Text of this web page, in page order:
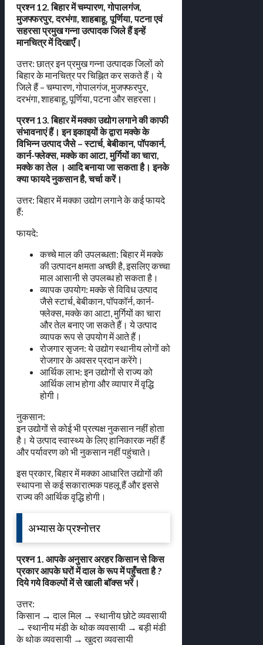
प्रश्न 12. बिहार में चम्पारण, गोपालगंज,
मुजफ्फरपुर, दरभंगा, शाहबाहू, पूर्णिया, पटना एवं
सहरसा प्रमुख गन्ना उत्पादक जिले हैं इन्हें
मानचित्र में दिखाएँ।
उत्तर: छात्र इन प्रमुख गन्ना उत्पादक जिलों को
बिहार के मानचित्र पर चिह्नित कर सकते हैं। ये
जिले हैं – चम्पारण, गोपालगंज, मुजफ्फरपुर,
दरभंगा, शाहबाहू, पूर्णिया, पटना और सहरसा।
प्रश्न 13. बिहार में मक्का उद्योग लगाने की काफी
संभावनाएं हैं। इन इकाइयों के द्वारा मक्के के
विभिन्न उत्पाद जैसे – स्टार्च, बेबीकान, पॉपकार्न,
कार्न-फ्लेक्स, मक्के का आटा, मुर्गियों का चारा,
मक्के का तेल । आदि बनाया जा सकता है। इनके
क्या फायदे नुकसान है, चर्चा करें।
उत्तर: बिहार में मक्का उद्योग लगाने के कई फायदे
हैं:
फायदे:
कच्चे माल की उपलब्धता: बिहार में मक्के
की उत्पादन क्षमता अच्छी है, इसलिए कच्चा
माल आसानी से उपलब्ध हो सकता है।
व्यापक उपयोग: मक्के से विविध उत्पाद
जैसे स्टार्च, बेबीकान, पॉपकॉर्न, कार्न-
फ्लेक्स, मक्के का आटा, मुर्गियों का चारा
और तेल बनाए जा सकते हैं। ये उत्पाद
व्यापक रूप से उपयोग में आते हैं।
रोजगार सृजन: ये उद्योग स्थानीय लोगों को
रोजगार के अवसर प्रदान करेंगे।
आर्थिक लाभ: इन उद्योगों से राज्य को
आर्थिक लाभ होगा और व्यापार में वृद्धि
होगी।
नुकसान:
इन उद्योगों से कोई भी प्रत्यक्ष नुकसान नहीं होता
है। ये उत्पाद स्वास्थ्य के लिए हानिकारक नहीं हैं
और पर्यावरण को भी नुकसान नहीं पहुंचाते।
इस प्रकार, बिहार में मक्का आधारित उद्योगों की
स्थापना से कई सकारात्मक पहलू हैं और इससे
राज्य की आर्थिक वृद्धि होगी।
अभ्यास के प्रश्नोत्तर
प्रश्न 1. आपके अनुसार अरहर किसान से किस
प्रकार आपके घरों में दाल के रूप में पहुँचता है ?
दिये गये विकल्पों में से खाली बॉक्स भरें।
उत्तर:
किसान → दाल मिल → स्थानीय छोटे व्यवसायी
→ स्थानीय मंडी के थोक व्यवसायी → बड़ी मंडी
के थोक व्यवसायी → खुदरा व्यवसायी